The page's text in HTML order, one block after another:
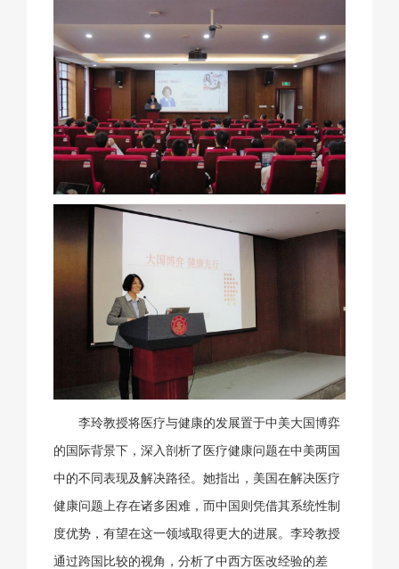
李玲教授将医疗与健康的发展置于中美大国博弈
的国际背景下，深入剖析了医疗健康问题在中美两国
中的不同表现及解决路径。她指出，美国在解决医疗
健康问题上存在诸多困难，而中国则凭借其系统性制
度优势，有望在这一领域取得更大的进展。李玲教授
通过跨国比较的视角，分析了中西方医改经验的差